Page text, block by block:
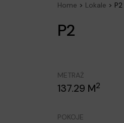
Home > Lokale > P2
P2
METRAŻ
137.29 M2
POKOJE